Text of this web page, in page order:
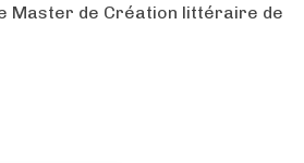
Master de Création littéraire de